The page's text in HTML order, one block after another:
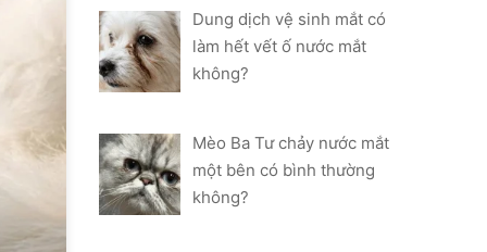
Dung dịch vệ sinh mắt có
làm hết vết ố nước mắt
không?
Mèo Ba Tư chảy nước mắt
một bên có bình thường
không?